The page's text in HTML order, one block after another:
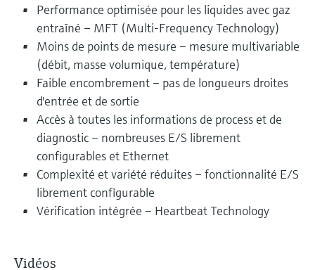
Performance optimisée pour les liquides avec gaz
entraîné – MFT (Multi-Frequency Technology)
Moins de points de mesure – mesure multivariable
(débit, masse volumique, température)
Faible encombrement – pas de longueurs droites
d'entrée et de sortie
Accès à toutes les informations de process et de
diagnostic – nombreuses E/S librement
configurables et Ethernet
Complexité et variété réduites – fonctionnalité E/S
librement configurable
Vérification intégrée – Heartbeat Technology
Vidéos